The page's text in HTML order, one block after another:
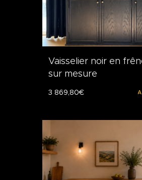
Vaisselier noir en
sur mesure
3 869,80€